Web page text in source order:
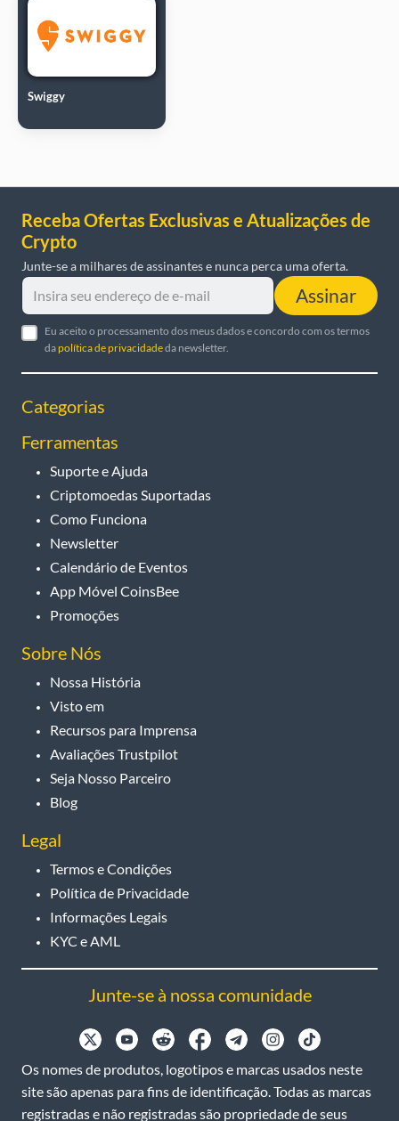
Swiggy
Receba Ofertas Exclusivas e Atualizações de
Crypto
Junte-se a milhares de assinantes e nunca perca uma oferta.
Assinar
Eu aceito o processamento dos meus dados e concordo com os termos
dapolítica de privacidadeda newsletter.
Categorias
Ferramentas
Suporte e Ajuda
Criptomoedas Suportadas
Como Funciona
Newsletter
Calendário de Eventos
App Móvel CoinsBee
Promoções
Sobre Nós
Nossa História
Visto em
Recursos para Imprensa
Avaliações Trustpilot
Seja Nosso Parceiro
Blog
Legal
Termos e Condições
Política de Privacidade
Informações Legais
KYC e AML
Junte-se à nossa comunidade
Os nomes de produtos, logotipos e marcas usados neste
site são apenas para fins de identificação. Todas as marcas
registradas e não registradas são propriedade de seus